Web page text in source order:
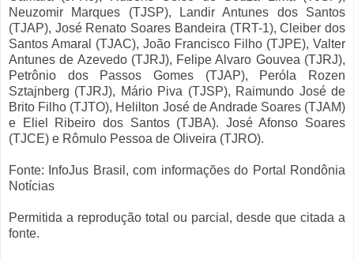
Neuzomir Marques (TJSP), Landir Antunes dos Santos
(TJAP), José Renato Soares Bandeira (TRT-1), Cleiber dos
Santos Amaral (TJAC), João Francisco Filho (TJPE), Valter
Antunes de Azevedo (TJRJ), Felipe Alvaro Gouvea (TJRJ),
Petrônio dos Passos Gomes (TJAP), Peróla Rozen
Sztajnberg (TJRJ), Mário Piva (TJSP), Raimundo José de
Brito Filho (TJTO), Helilton José de Andrade Soares (TJAM)
e Eliel Ribeiro dos Santos (TJBA). José Afonso Soares
(TJCE) e Rômulo Pessoa de Oliveira (TJRO).
Fonte: InfoJus Brasil, com informações do Portal Rondônia
Notícias
Permitida a reprodução total ou parcial, desde que citada a
fonte.